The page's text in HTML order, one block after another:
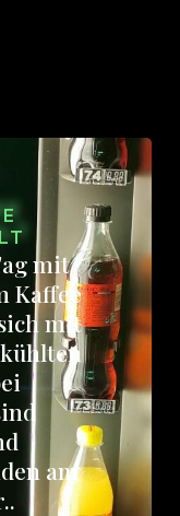
mit
Kaffee
mit
am